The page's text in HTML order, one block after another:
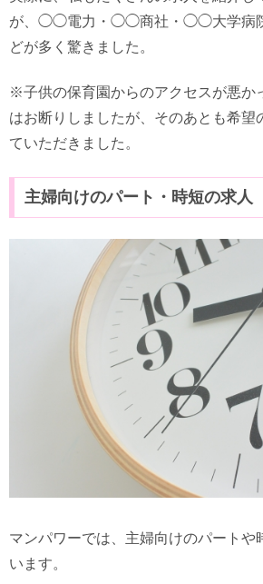
が、◯◯電力・◯◯商社・◯◯大学病院
どが多く驚きました。
※子供の保育園からのアクセスが悪か
はお断りしましたが、そのあとも希望
ていただきました。
主婦向けのパート・時短の求人
マンパワーでは、主婦向けのパートや
います。